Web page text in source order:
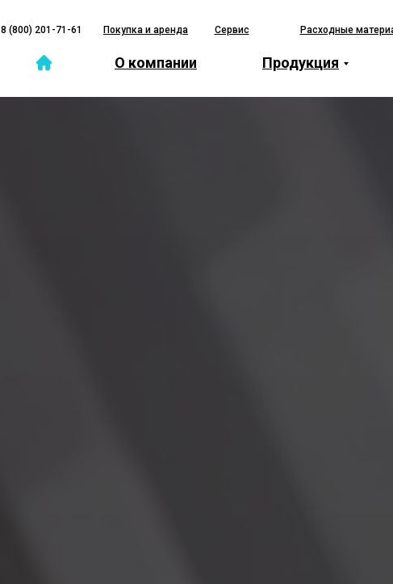
Сервис
8 (800) 201-71-61 Расходные
Продукция
О компании
Покупка и аренда